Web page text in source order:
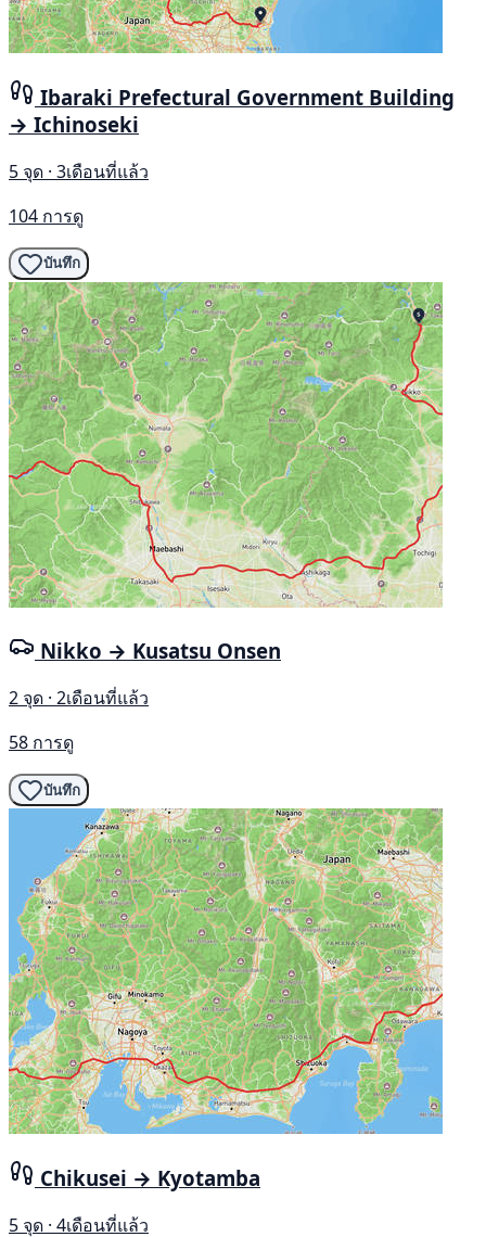
Ibaraki Prefectural Government Building
→ Ichinoseki
5 จุด · 3เดือนที่แล้ว
104 การดู
บันทึก
Nikko → Kusatsu Onsen
2 จุด · 2เดือนที่แล้ว
58 การดู
บันทึก
Chikusei → Kyotamba
5 จุด · 4เดือนที่แล้ว